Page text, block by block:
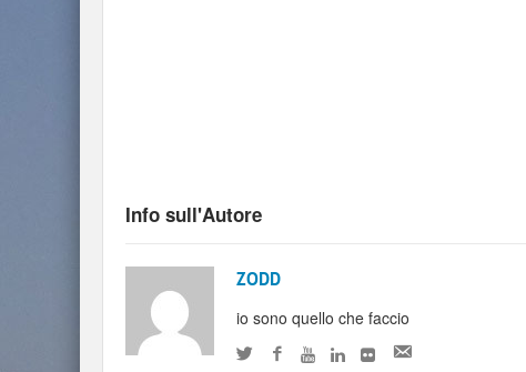
Info sull'Autore
ZODD
io sono quello che faccio